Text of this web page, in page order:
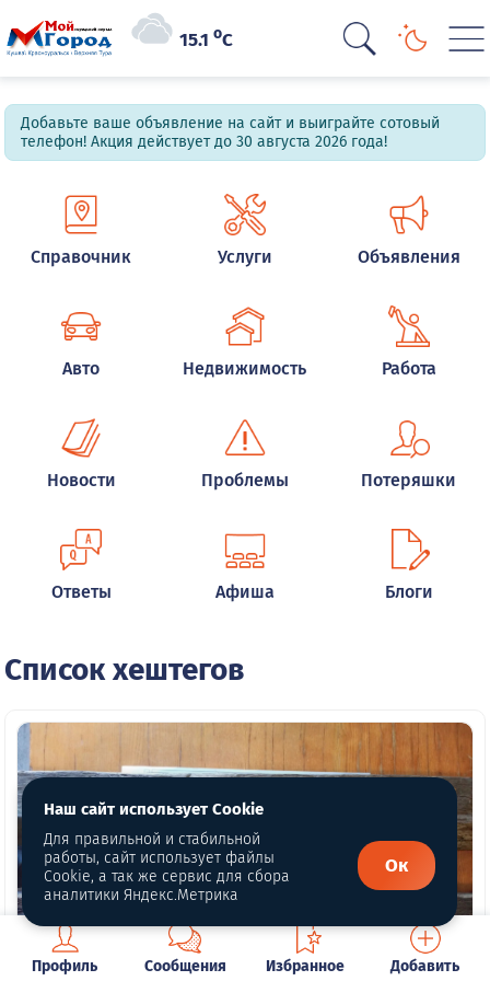
15.1oC
Добавьте ваше объявление на сайт и выиграйте сотовый
телефон! Акция действует до 30 августа 2026 года!
Справочник Услуги Объявления
Авто Недвижимость Работа
Новости Проблемы Потеряшки
Ответы Афиша Блоги
Список хештегов
Профиль Сообщения Избранное Добавить
Наш сайт использует Cookie
Для правильной и стабильной
работы, сайт использует файлы
Cookie, а так же сервис для сбора
аналитики Яндекс.Метрика
Ок